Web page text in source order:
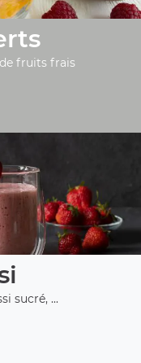
fruits frais
sucré, ...